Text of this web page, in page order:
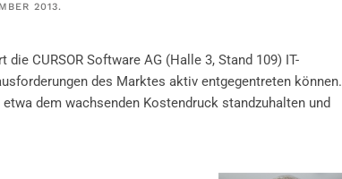
2013.
CURSOR Software AG (Halle 3, Stand 109) IT-
des Marktes aktiv entgegentreten können.
dem wachsenden Kostendruck standzuhalten und